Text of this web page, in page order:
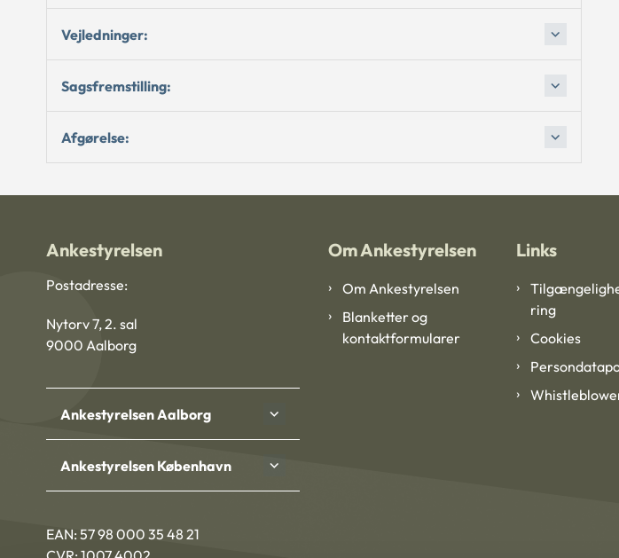
Vejledninger:
Sagsfremstilling:
Afgørelse:
Ankestyrelsen
Postadresse:
Nytorv 7, 2. sal
9000 Aalborg
Ankestyrelsen Aalborg
Ankestyrelsen København
EAN: 57 98 000 35 48 21
Om Ankestyrelsen
Om Ankestyrelsen
Blanketter og
kontaktformularer
Links
ring
Cookies